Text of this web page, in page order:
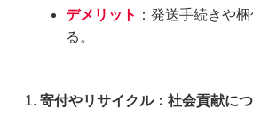
デメリット ：発送手続きや
る。
寄付やリサイクル：社会貢献に